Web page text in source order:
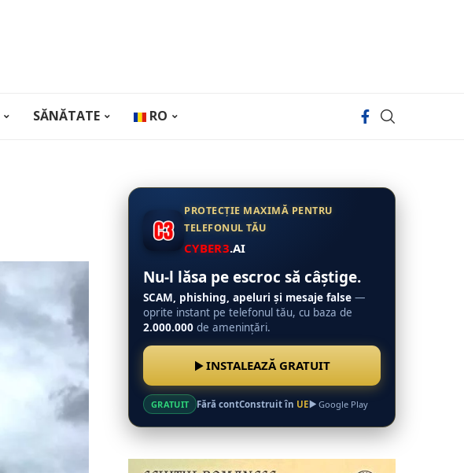
SĂNĂTATE RO
PROTECȚIE MAXIMĂ PENTRU
TELEFONUL TĂU
CYBER3.AI
Nu-l lăsa pe escroc să câștige.
SCAM, phishing, apeluri și mesaje false —
oprite instant pe telefonul tău, cu baza de
2.000.000 de amenințări.
INSTALEAZĂ GRATUIT
GRATUIT Fără contConstruit în UE Google Play